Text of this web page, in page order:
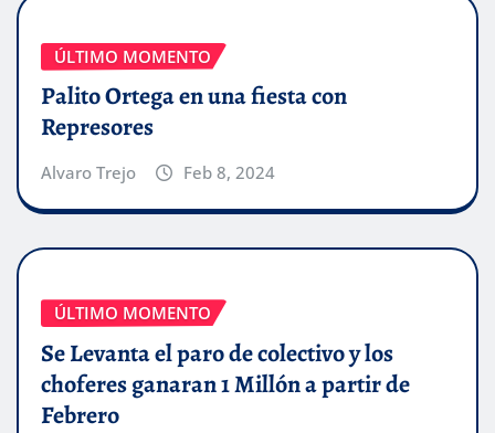
ÚLTIMO MOMENTO
Palito Ortega en una fiesta con
Represores
Alvaro Trejo Feb 8, 2024
ÚLTIMO MOMENTO
Se Levanta el paro de colectivo y los
choferes ganaran 1 Millón a partir de
Febrero